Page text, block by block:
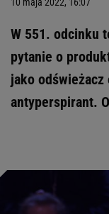
W 551. odcinku
pytanie o
jako odświeżacz
antyperspirant.